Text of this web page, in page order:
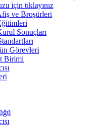
için tıklayınız
ve Broşürleri
Sonuçları
Görevleri
Birimi